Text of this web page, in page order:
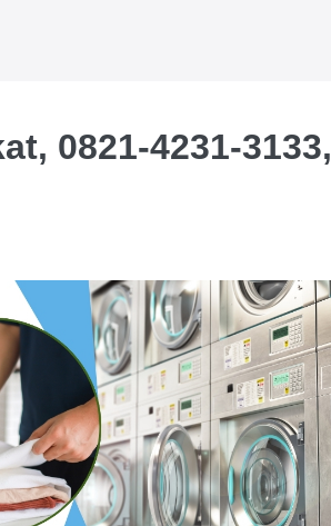
0821-4231-3133,